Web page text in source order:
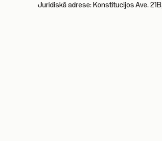
Juridiskā adrese: Konstitucijos Ave.